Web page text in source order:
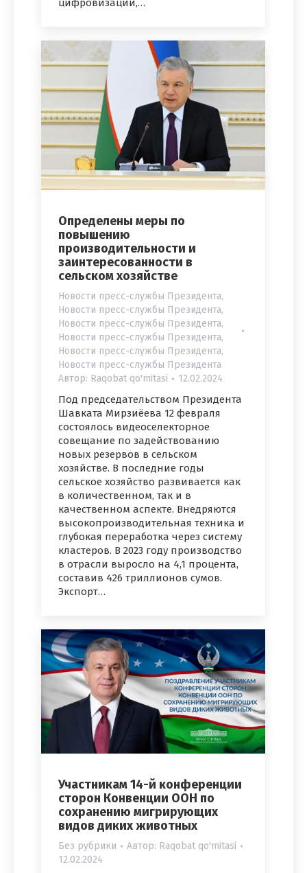
цифровизации,…
Определены меры по
повышению
производительности и
заинтересованности в
сельском хозяйстве
Новости пресс-службы Президента,
Новости пресс-службы Президента,
Новости пресс-службы Президента,
Новости пресс-службы Президента,
Новости пресс-службы Президента,
Новости пресс-службы Президента
Автор: Raqobat qo'mitasi 12.02.2024
Под председательством Президента
Шавката Мирзиёева 12 февраля
состоялось видеоселекторное
совещание по задействованию
новых резервов в сельском
хозяйстве. В последние годы
сельское хозяйство развивается как
в количественном, так и в
качественном аспекте. Внедряются
высокопроизводительная техника и
глубокая переработка через систему
кластеров. В 2023 году производство
в отрасли выросло на 4,1 процента,
составив 426 триллионов сумов.
Экспорт…
Участникам 14-й конференции
сторон Конвенции ООН по
сохранению мигрирующих
видов диких животных
Без рубрики Автор: Raqobat qo'mitasi
12.02.2024